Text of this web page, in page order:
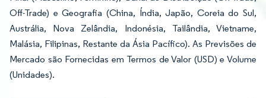
Off-Trade) e Geografia (China, Índia, Japão, Coreia do Sul,
Austrália, Nova Zelândia, Indonésia, Tailândia, Vietname,
Malásia, Filipinas, Restante da Ásia Pacífico). As Previsões de
Mercado são Fornecidas em Termos de Valor (USD) e Volume
(Unidades).